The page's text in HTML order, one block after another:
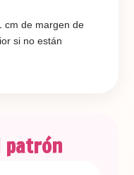
cm de margen de
si no están
patrón